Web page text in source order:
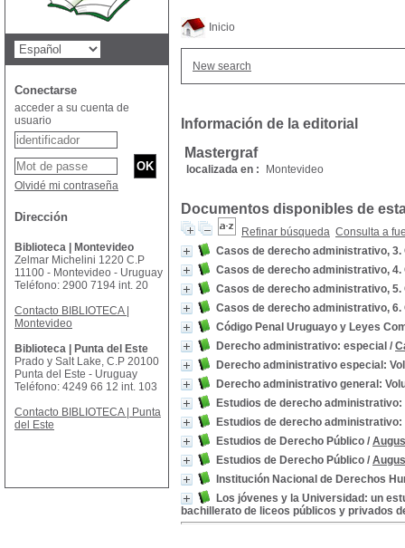
Inicio
New search
Información de la editorial
Mastergraf
localizada en : Montevideo
Documentos disponibles de
Refinar búsqueda Consulta a
Casos de derecho administrativo,
Casos de derecho administrativo,
Casos de derecho administrativo,
Casos de derecho administrativo,
Código Penal Uruguayo y Leyes
Derecho administrativo: especial /
Derecho administrativo especial:
Derecho administrativo general:
Estudios de derecho
Estudios de derecho
Estudios de Derecho Público /
Estudios de Derecho Público /
Institución Nacional de Derechos
Los jóvenes y la Universidad: un
bachillerato de liceos públicos y privados
Conectarse
acceder a su cuenta de
usuario
Olvidé mi contraseña
Dirección
Biblioteca | Montevideo
Zelmar Michelini 1220 C.P
11100 - Montevideo - Uruguay
Teléfono: 2900 7194 int. 20
Contacto BIBLIOTECA |
Montevideo
Biblioteca | Punta del Este
Prado y Salt Lake, C.P 20100
Punta del Este - Uruguay
Teléfono: 4249 66 12 int. 103
Contacto BIBLIOTECA | Punta
del Este